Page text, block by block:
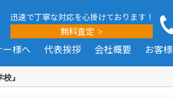
迅速で丁寧な対応を心掛けております！
無料査定
ー様へ 代表挨拶 会社概要 お客
』